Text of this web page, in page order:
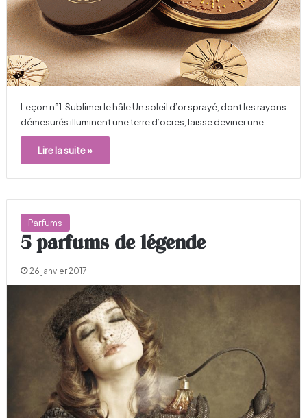
Leçon n°1: Sublimer le hâle Un soleil d’or sprayé, dont les rayons
démesurés illuminent une terre d’ocres, laisse deviner une…
Lire la suite »
Parfums
5 parfums de légende
26 janvier 2017